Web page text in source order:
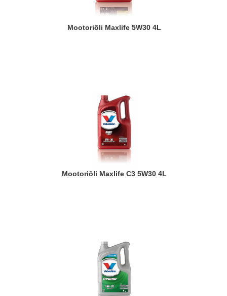
Mootoriõli Maxlife 5W30 4L
Mootoriõli Maxlife C3 5W30 4L